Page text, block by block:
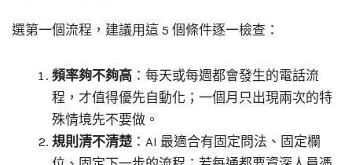
選第一個流程，建議用這 5 個條件逐一檢查：
頻率夠不夠高 ：每天或每週都會發生的電話流
程，才值得優先自動化；一個月只出現兩次的特
殊情境先不要做。
規則清不清楚：AI 最適合有固定問法、固定欄